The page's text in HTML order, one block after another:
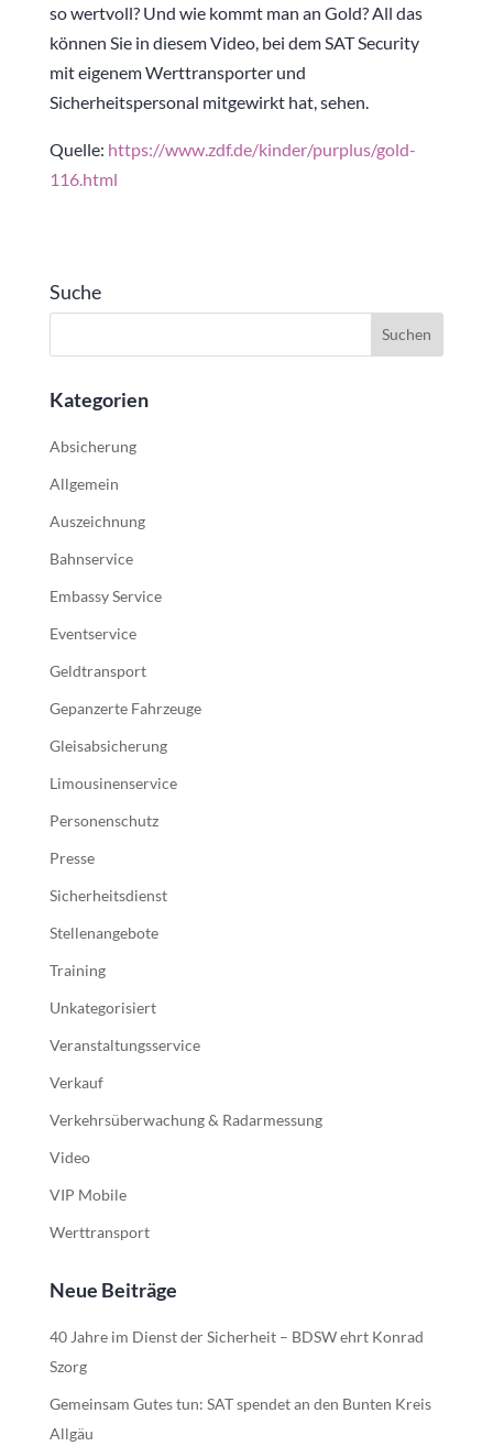
so wertvoll? Und wie kommt man an Gold? All das
können Sie in diesem Video, bei dem SAT Security
mit eigenem Werttransporter und
Sicherheitspersonal mitgewirkt hat, sehen.
Quelle: https://www.zdf.de/kinder/purplus/gold-
116.html
Suche
Kategorien
Absicherung
Allgemein
Auszeichnung
Bahnservice
Embassy Service
Eventservice
Geldtransport
Gepanzerte Fahrzeuge
Gleisabsicherung
Limousinenservice
Personenschutz
Presse
Sicherheitsdienst
Stellenangebote
Training
Unkategorisiert
Veranstaltungsservice
Verkauf
Verkehrsüberwachung & Radarmessung
Video
VIP Mobile
Werttransport
Neue Beiträge
40 Jahre im Dienst der Sicherheit – BDSW ehrt Konrad
Szorg
Gemeinsam Gutes tun: SAT spendet an den Bunten Kreis
Allgäu